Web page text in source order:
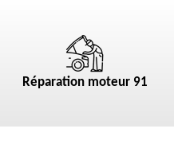
Réparation moteur 91